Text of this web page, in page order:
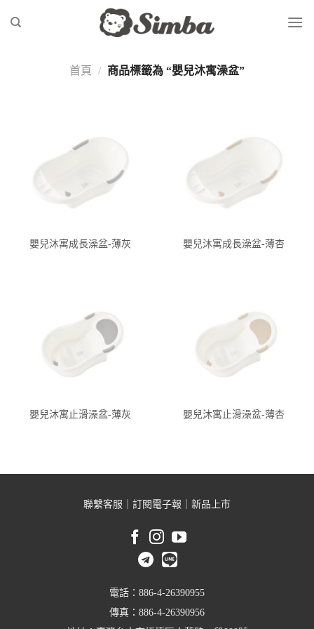
首頁 / 商品標籤為 “嬰兒沐寓澡盆”
嬰兒沐寓成長澡盆-薄灰 嬰兒沐寓成長澡盆-薄杏
嬰兒沐寓止滑澡盆-薄灰 嬰兒沐寓止滑澡盆-薄杏
聯繫客服 訂閱電子報 新品上市
電話：886-4-26390955
傳真：886-4-26390956